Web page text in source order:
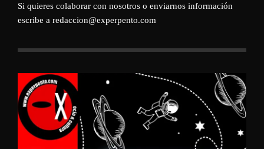
Si quieres colaborar con nosotros o enviarnos información
escribe a redaccion@experpento.com